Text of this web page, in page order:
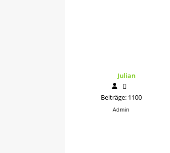
Julian
Beiträge: 1100
Admin